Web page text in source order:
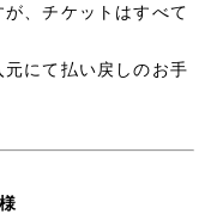
、チケットはすべて
にて払い戻しのお手